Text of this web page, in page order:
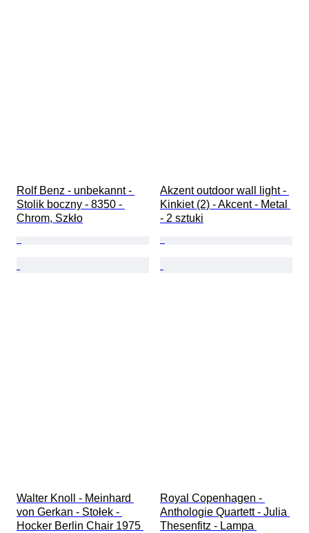
Rolf Benz - unbekannt -
Stolik boczny - 8350 -
Chrom, Szkło
Akzent outdoor wall light -
Kinkiet (2) - Akcent - Metal
- 2 sztuki
Walter Knoll - Meinhard
von Gerkan - Stołek -
Hocker Berlin Chair 1975
Royal Copenhagen -
Anthologie Quartett - Julia
Thesenfitz - Lampa